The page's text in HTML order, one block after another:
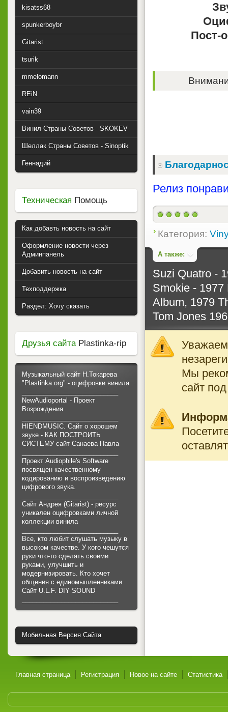
Пост-
Релиз
Категория:
А также:
Suzi Quatro -
Smokie -
Album, 1979
Tom Jones
Мы
сайт
kisatss68
spunkerboybr
Gitarist
tsurik
mmelomann
REiN
vain39
Винил Страны Советов - SKOKEV
Шеллак Страны Советов - Sinoptik
Геннадий
Техническая Помощь
Как добавть новость на сайт
Оформление новости через
Админпанель
Добавить новость на сайт
Техподдержка
Раздел: Хочу сказать
Друзья сайтаPlastinka-rip
Музыкальный сайт Н.Токарева
"Plastinka.org" - оцифровки винила
NewAudioportal - Проект
Возрождения
HIENDMUSIC. Сайт о хорошем
звуке - КАК ПОСТРОИТЬ
СИСТЕМУ сайт Санаева Павла
Проект Audiophile's Software
посвящен качественному
кодированию и воспроизведению
цифрового звука.
Сайт Андрея (Gitarist) - ресурс
уникален оцифровками личной
коллекции винила
Все, кто любит слушать музыку в
высоком качестве. У кого чешутся
руки что-то сделать своими
руками, улучшить и
модернизировать. Кто хочет
общения с единомышленниками.
Cайт U.L.F. DIY SOUND
Мобильная Версия Сайта
Главная страница Регистрация Новое на сайте Статистика